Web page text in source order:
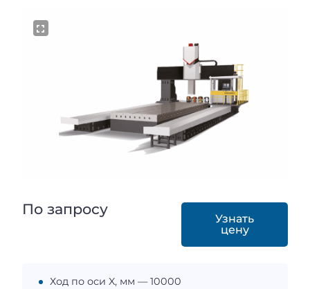
По запросу
Узнать
цену
Ход по оси X, мм — 10000